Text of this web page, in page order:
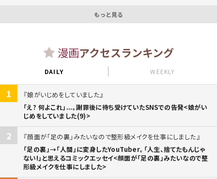
もっと見る
漫画アクセスランキング
DAILY WEEKLY
1
娘がいじめをしていました
「え? 何よこれ」...。謝罪後に待ち受けていたSNSでの告発<娘がい
じめをしていました(9)>
2
顔面が「足の裏」みたいなので整形級メイクを仕事にしました
「足の裏」→「人間」に変身したYouTuber。「人生、捨てたもんじゃ
ない!」と思えるコミックエッセイ<顔面が「足の裏」みたいなので整
形級メイクを仕事にしました>